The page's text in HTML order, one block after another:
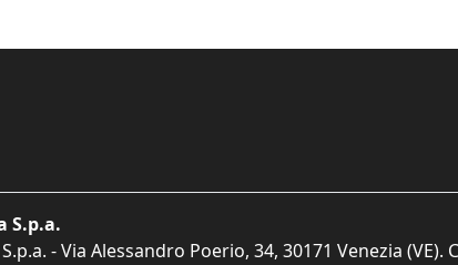
S.p.a.
- Via Alessandro Poerio, 34, 30171 Venezia (VE).